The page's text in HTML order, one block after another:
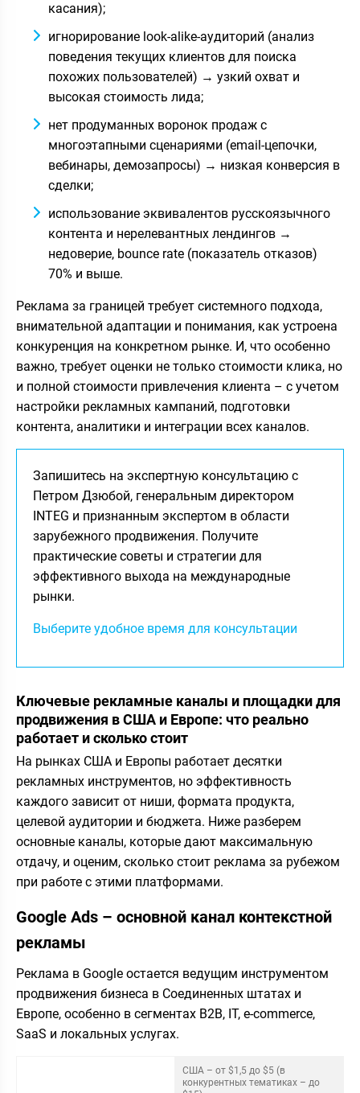
касания);
игнорирование look-alike-аудиторий (анализ
поведения текущих клиентов для поиска
похожих пользователей) → узкий охват и
высокая стоимость лида;
нет продуманных воронок продаж с
многоэтапными сценариями (email-цепочки,
вебинары, демозапросы) → низкая конверсия в
сделки;
использование эквивалентов русскоязычного
контента и нерелевантных лендингов →
недоверие, bounce rate (показатель отказов)
70% и выше.
Реклама за границей требует системного подхода,
внимательной адаптации и понимания, как устроена
конкуренция на конкретном рынке. И, что особенно
важно, требует оценки не только стоимости клика, но
и полной стоимости привлечения клиента – с учетом
настройки рекламных кампаний, подготовки
контента, аналитики и интеграции всех каналов.
Запишитесь на экспертную консультацию с
Петром Дзюбой, генеральным директором
INTEG и признанным экспертом в области
зарубежного продвижения. Получите
практические советы и стратегии для
эффективного выхода на международные
рынки.
Выберите удобное время для консультации
Ключевые рекламные каналы и площадки для
продвижения в США и Европе: что реально
работает и сколько стоит
На рынках США и Европы работает десятки
рекламных инструментов, но эффективность
каждого зависит от ниши, формата продукта,
целевой аудитории и бюджета. Ниже разберем
основные каналы, которые дают максимальную
отдачу, и оценим, сколько стоит реклама за рубежом
при работе с этими платформами.
Google Ads – основной канал контекстной
рекламы
Реклама в Google остается ведущим инструментом
продвижения бизнеса в Соединенных штатах и
Европе, особенно в сегментах B2B, IT, e-commerce,
SaaS и локальных услугах.
США – от $1,5 до $5 (в
конкурентных тематиках – до